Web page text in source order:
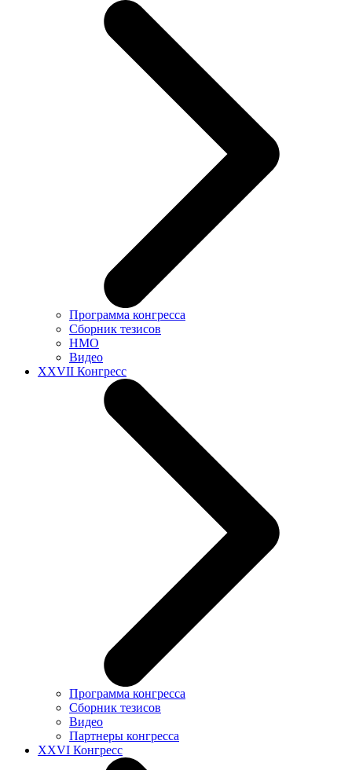
Программа конгресса
Сборник тезисов
НМО
Видео
XXVII Конгресс
Программа конгресса
Сборник тезисов
Видео
Партнеры конгресса
XXVI Конгресс